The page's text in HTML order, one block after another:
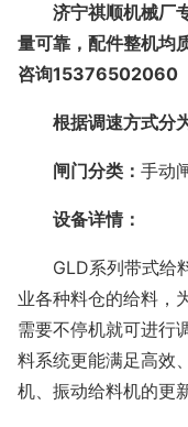
济宁祺顺机械厂
量可靠，配件整机均
咨询15376502060
根据调速方式分
闸门分类： 手动
设备详情：
GLD系列带式给
业各种料仓的给料，
需要不停机就可进行
料系统更能满足高效
机、振动给料机的更